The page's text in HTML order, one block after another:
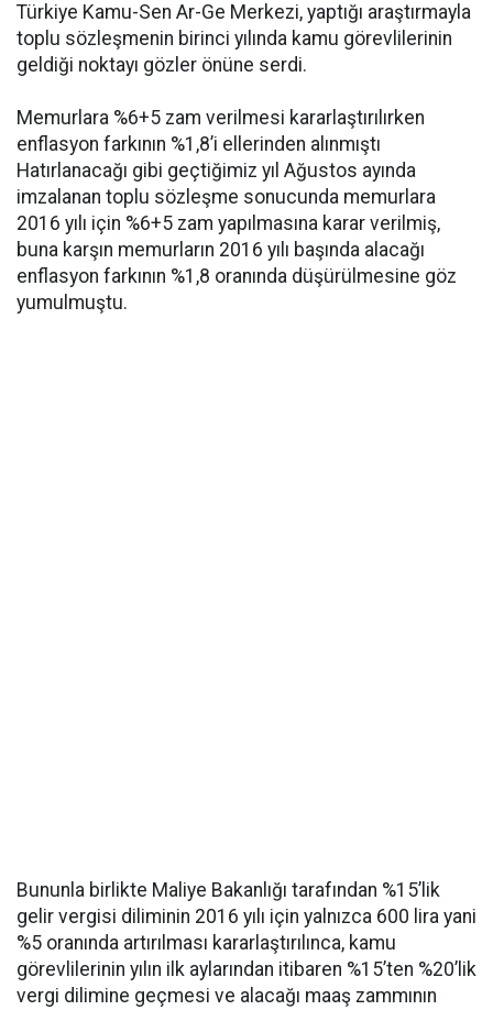
Türkiye Kamu-Sen Ar-Ge Merkezi, yaptığı araştırmayla
toplu sözleşmenin birinci yılında kamu görevlilerinin
geldiği noktayı gözler önüne serdi.
Memurlara %6+5 zam verilmesi kararlaştırılırken
enflasyon farkının %1,8’i ellerinden alınmıştı
Hatırlanacağı gibi geçtiğimiz yıl Ağustos ayında
imzalanan toplu sözleşme sonucunda memurlara
2016 yılı için %6+5 zam yapılmasına karar verilmiş,
buna karşın memurların 2016 yılı başında alacağı
enflasyon farkının %1,8 oranında düşürülmesine göz
yumulmuştu.
Bununla birlikte Maliye Bakanlığı tarafından %15’lik
gelir vergisi diliminin 2016 yılı için yalnızca 600 lira yani
%5 oranında artırılması kararlaştırılınca, kamu
görevlilerinin yılın ilk aylarından itibaren %15’ten %20’lik
vergi dilimine geçmesi ve alacağı maaş zammının